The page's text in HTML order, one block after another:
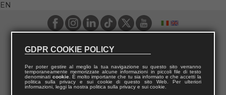
EN
GDPR COOKIE POLICY
Per poter gestire al meglio la tua navigazione su questo sito verranno
temporaneamente memorizzate alcune informazioni in piccoli file di testo
denominati cookie. È molto importante che tu sia informato e che accetti la
politica sulla privacy e sui cookie di questo sito Web. Per ulteriori
informazioni, leggi la nostra politica sulla privacy e sui cookie.